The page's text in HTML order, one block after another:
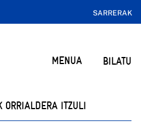
SARRERAK
MENUA BILATU
ORRIALDERA ITZULI